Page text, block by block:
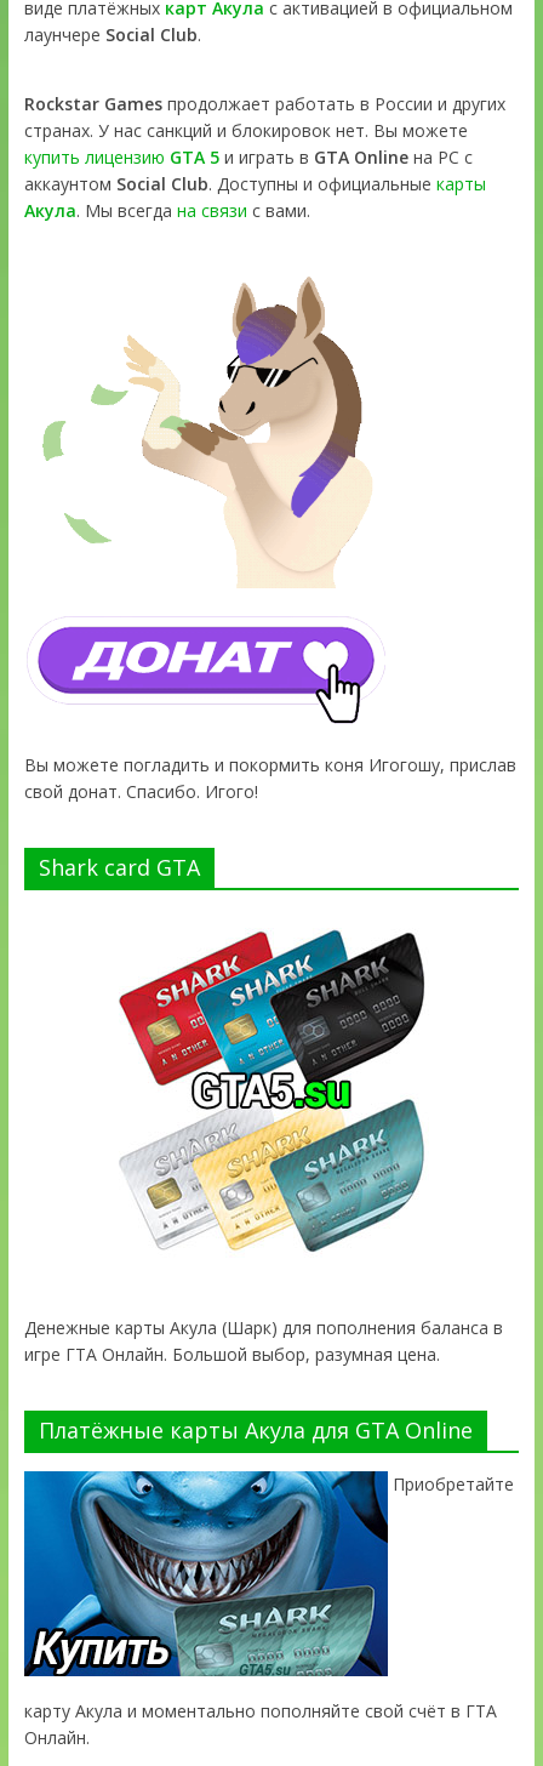
виде платёжных карт Акула с активацией в официальном
лаунчере Social Club.
Rockstar Gamesпродолжает работать в России и других
странах. У нас санкций и блокировок нет. Вы можете
купить лицензию GTA 5и играть в GTA Onlineна PC с
аккаунтом Social Club. Доступны и официальные карты
Акула. Мы всегда на связи с вами.
Вы можете погладить и покормить коня Игогошу, прислав
свой донат. Спасибо. Игого!
Shark card GTA
Денежные карты Акула (Шарк) для пополнения баланса в
игре ГТА Онлайн. Большой выбор, разумная цена.
Платёжные карты Акула для GTA Online
Приобретайте
карту Акула и моментально пополняйте свой счёт в ГТА
Онлайн.